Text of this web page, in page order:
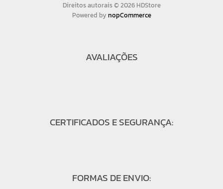
Direitos autorais © 2026 HDStore
Powered bynopCommerce
AVALIAÇÕES
CERTIFICADOS E SEGURANÇA:
FORMAS DE ENVIO: